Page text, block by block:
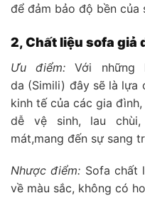
để đảm bảo độ bền của
2, Chất liệu sofa giả
Ưu điểm: Với những
da (Simili) đây sẽ là lựa
kinh tế của các gia
dễ vệ sinh, lau chùi,
mát,mang đến sự sang
Nhược điểm: Sofa chất
về màu sắc, không có